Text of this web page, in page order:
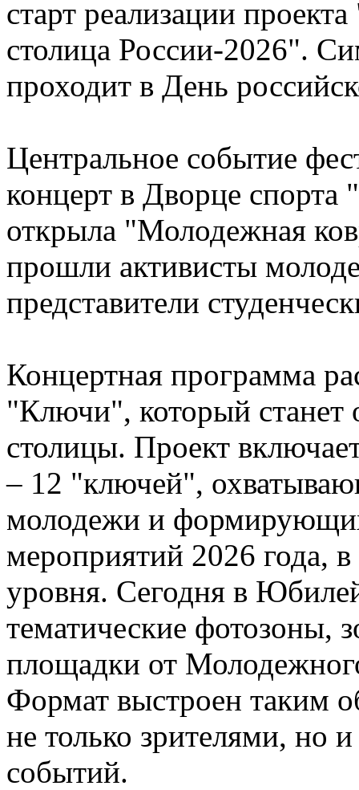
старт реализации
столица России-2026".
проходит в День
Центральное событие
концерт в Дворце
открыла "Молодежная
прошли активисты
представители
Концертная программа
"Ключи", который
столицы. Проект
– 12 "ключей",
молодежи и
мероприятий 2026 года,
уровня. Сегодня в
тематические фотозоны,
площадки от
Формат выстроен таким
не только зрителями, но
событий.